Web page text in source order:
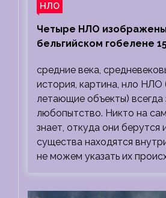
НЛО
Четыре НЛО
бельгийском гобелене
средние века,
история, картина, нло НЛО
летающие объекты)
любопытство. Никто на
знает, откуда они берутся
существа находятся
не можем указать их